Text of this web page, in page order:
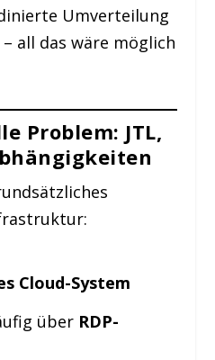
Umverteilung
all das wäre möglich
Problem: JTL,
Cloud-System
über RDP-